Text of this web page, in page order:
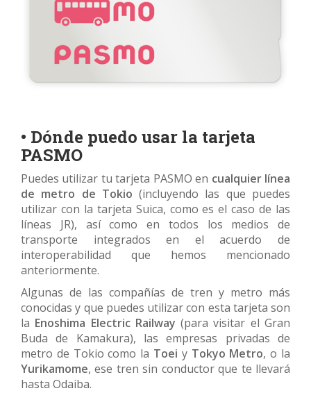
• Dónde puedo usar la tarjeta
PASMO
Puedes utilizar tu tarjeta PASMO en cualquier línea
de metro de Tokio (incluyendo las que puedes
utilizar con la tarjeta Suica, como es el caso de las
líneas JR), así como en todos los medios de
transporte integrados en el acuerdo de
interoperabilidad que hemos mencionado
anteriormente.
Algunas de las compañías de tren y metro más
conocidas y que puedes utilizar con esta tarjeta son
la Enoshima Electric Railway (para visitar el Gran
Buda de Kamakura), las empresas privadas de
metro de Tokio como la Toei y Tokyo Metro, o la
Yurikamome, ese tren sin conductor que te llevará
hasta Odaiba.